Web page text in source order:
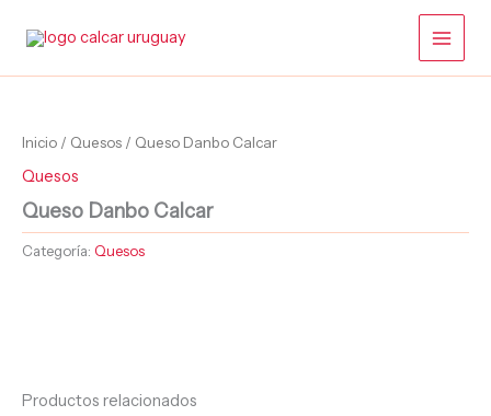
Inicio / Quesos / Queso Danbo Calcar
Quesos
Queso Danbo Calcar
Categoría: Quesos
Productos relacionados